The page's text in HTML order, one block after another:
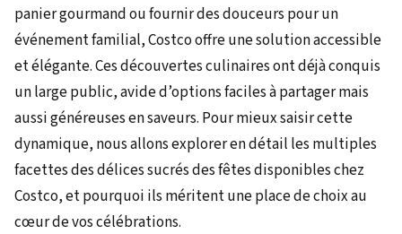
panier gourmand ou fournir des douceurs pour un
événement familial, Costco offre une solution accessible
et élégante. Ces découvertes culinaires ont déjà conquis
un large public, avide d’options faciles à partager mais
aussi généreuses en saveurs. Pour mieux saisir cette
dynamique, nous allons explorer en détail les multiples
facettes des délices sucrés des fêtes disponibles chez
Costco, et pourquoi ils méritent une place de choix au
cœur de vos célébrations.